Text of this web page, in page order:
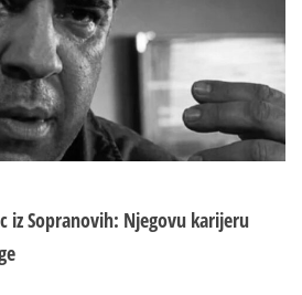
iz Sopranovih: Njegovu karijeru